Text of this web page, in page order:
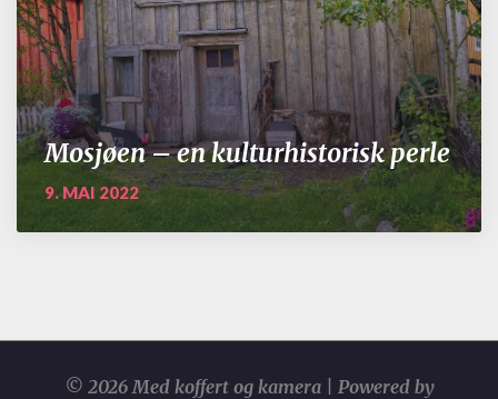
Mosjøen – en kulturhistorisk perle
9. MAI 2022
© 2026 Med koffert og kamera | Powered by